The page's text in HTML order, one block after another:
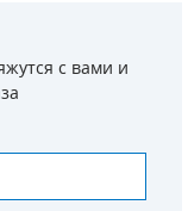
с вами и